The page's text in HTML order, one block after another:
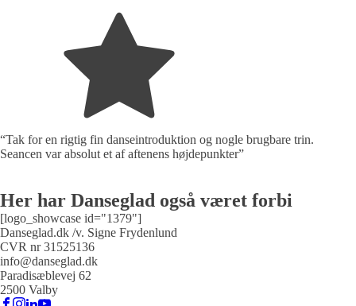
“Tak for en rigtig fin danseintroduktion og nogle brugbare trin.
Seancen var absolut et af aftenens højdepunkter”
Her har Danseglad også været forbi
[logo_showcase id="1379"]
Danseglad.dk /v. Signe Frydenlund
CVR nr 31525136
info@danseglad.dk
Paradisæblevej 62
2500 Valby